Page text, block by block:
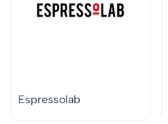
Espressolab